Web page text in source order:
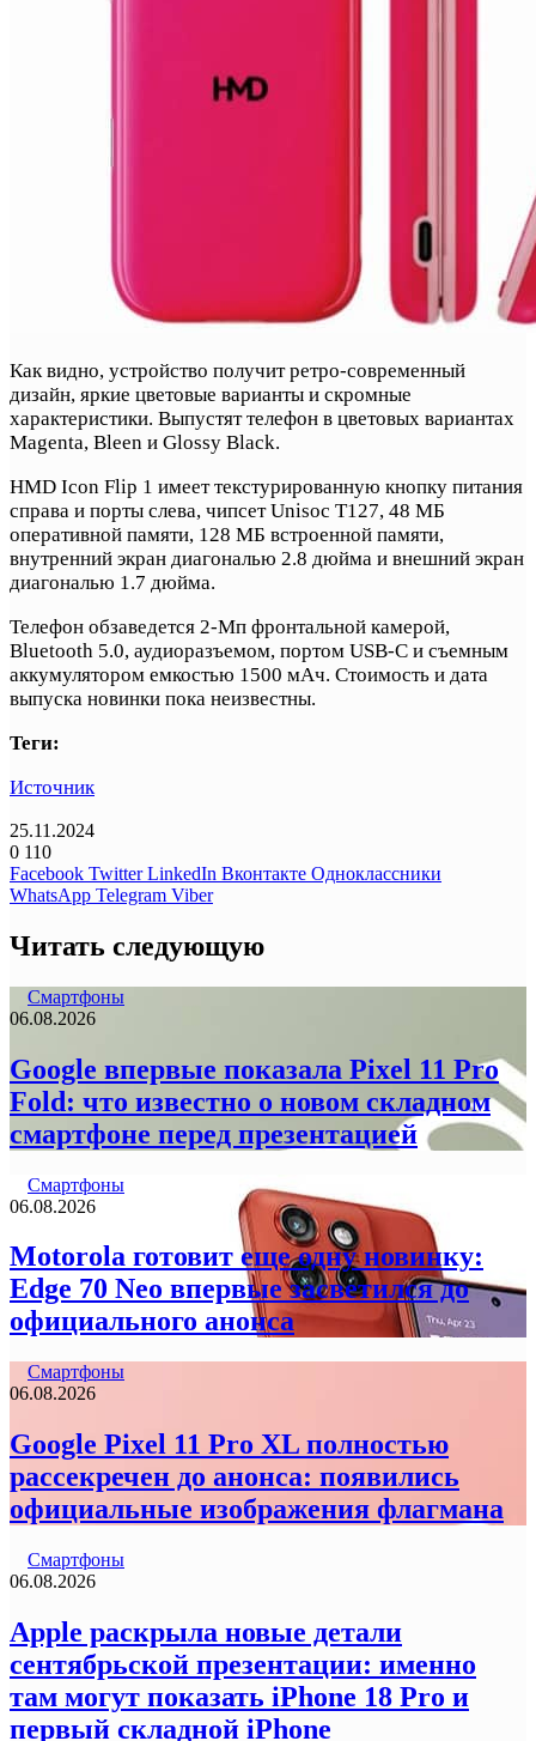
Как видно, устройство получит ретро-современный
дизайн, яркие цветовые варианты и скромные
характеристики. Выпустят телефон в цветовых вариантах
Magenta, Bleen и Glossy Black.
HMD Icon Flip 1 имеет текстурированную кнопку питания
справа и порты слева, чипсет Unisoc T127, 48 МБ
оперативной памяти, 128 МБ встроенной памяти,
внутренний экран диагональю 2.8 дюйма и внешний экран
диагональю 1.7 дюйма.
Телефон обзаведется 2-Мп фронтальной камерой,
Bluetooth 5.0, аудиоразъемом, портом USB-C и съемным
аккумулятором емкостью 1500 мАч. Стоимость и дата
выпуска новинки пока неизвестны.
Теги:
Источник
25.11.2024
0 110
Facebook Twitter LinkedIn Вконтакте Одноклассники
WhatsApp Telegram Viber
Читать следующую
Смартфоны
06.08.2026
Google впервые показала Pixel 11 Pro
Fold: что известно о новом складном
смартфоне перед презентацией
Смартфоны
06.08.2026
Motorola готовит еще одну новинку:
Edge 70 Neo впервые засветился до
официального анонса
Смартфоны
06.08.2026
Google Pixel 11 Pro XL полностью
рассекречен до анонса: появились
официальные изображения флагмана
Смартфоны
06.08.2026
Apple раскрыла новые детали
сентябрьской презентации: именно
там могут показать iPhone 18 Pro и
первый складной iPhone